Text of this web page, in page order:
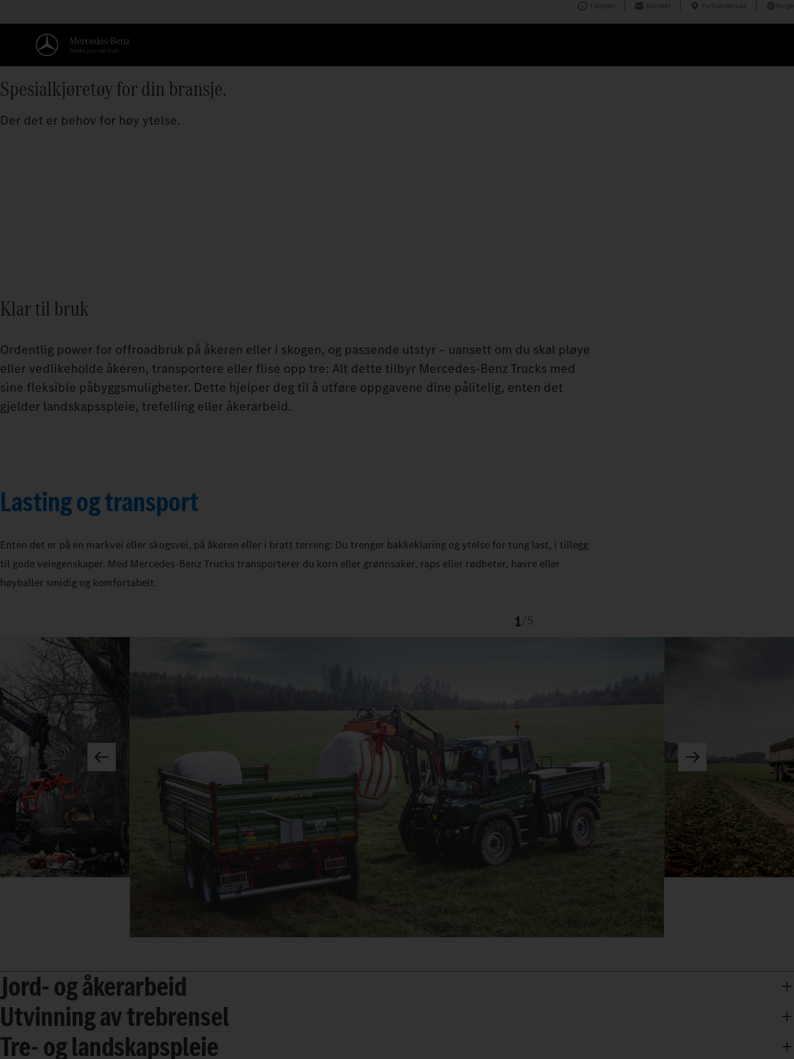
Tilbyder Kontakt Forhandlersøk Norge
Spesialkjøretøy for din bransje.
Der det er behov for høy ytelse.
Klar til bruk
Ordentlig power for offroadbruk på åkeren eller i skogen, og passende utstyr – uansett om du skal pløye
eller vedlikeholde åkeren, transportere eller flise opp tre: Alt dette tilbyr Mercedes‑Benz Trucks med
sine fleksible påbyggsmuligheter. Dette hjelper deg til å utføre oppgavene dine pålitelig, enten det
gjelder landskapsspleie, trefelling eller åkerarbeid.
Lasting og transport
Enten det er på en markvei eller skogsvei, på åkeren eller i bratt terreng: Du trenger bakkeklaring og ytelse for tung last, i tillegg
til gode veiegenskaper. Med Mercedes‑Benz Trucks transporterer du korn eller grønnsaker, raps eller rødbeter, havre eller
høyballer smidig og komfortabelt.
1
Jord- og åkerarbeid
Utvinning av trebrensel
Tre- og landskapspleie